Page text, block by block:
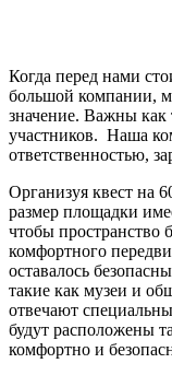
Когда перед нами
большой компании,
значение. Важны как
участников. Наша
ответственностью,
Организуя квест на
размер площадки
чтобы пространство
комфортного
оставалось
такие как музеи и
отвечают
будут расположены
комфортно и